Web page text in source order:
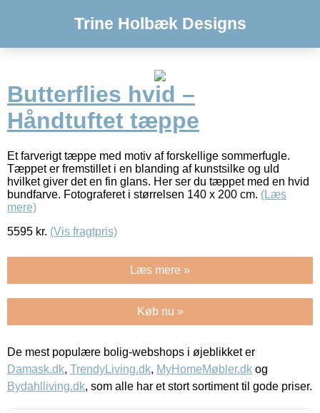
Trine Holbæk Designs
Butterflies hvid –
Håndtuftet tæppe
Et farverigt tæppe med motiv af forskellige sommerfugle.
Tæppet er fremstillet i en blanding af kunstsilke og uld
hvilket giver det en fin glans. Her ser du tæppet med en hvid
bundfarve. Fotograferet i størrelsen 140 x 200 cm. (Læs
mere)
5595 kr. (Vis fragtpris)
Læs mere »
Køb nu »
De mest populære bolig-webshops i øjeblikket er
Damask.dk, TrendyLiving.dk, MyHomeMøbler.dk og
Bydahlliving.dk, som alle har et stort sortiment til gode priser.